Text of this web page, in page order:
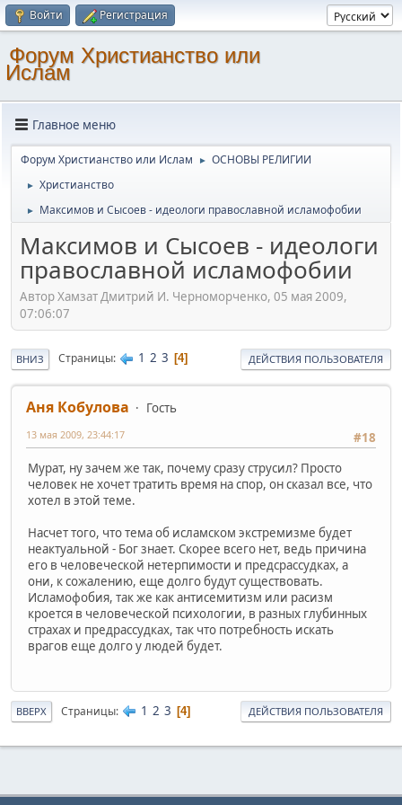
Войти Регистрация
Форум Христианство или
Ислам
Главное меню
Форум Христианство или Ислам ► ОСНОВЫ РЕЛИГИИ
► Христианство
► Максимов и Сысоев - идеологи православной исламофобии
Максимов и Сысоев - идеологи
православной исламофобии
Автор Хамзат Дмитрий И. Черноморченко, 05 мая 2009,
07:06:07
ВНИЗ Страницы 1 2 3 4 ДЕЙСТВИЯ ПОЛЬЗОВАТЕЛЯ
Аня Кобулова
Гость
#18
13 мая 2009, 23:44:17
Мурат, ну зачем же так, почему сразу струсил? Просто
человек не хочет тратить время на спор, он сказал все, что
хотел в этой теме.
Насчет того, что тема об исламском экстремизме будет
неактуальной - Бог знает. Скорее всего нет, ведь причина
его в человеческой нетерпимости и предсрассудках, а
они, к сожалению, еще долго будут существовать.
Исламофобия, так же как антисемитизм или расизм
кроется в человеческой психологии, в разных глубинных
страхах и предрассудках, так что потребность искать
врагов еще долго у людей будет.
ВВЕРХ Страницы 1 2 3 4 ДЕЙСТВИЯ ПОЛЬЗОВАТЕЛЯ